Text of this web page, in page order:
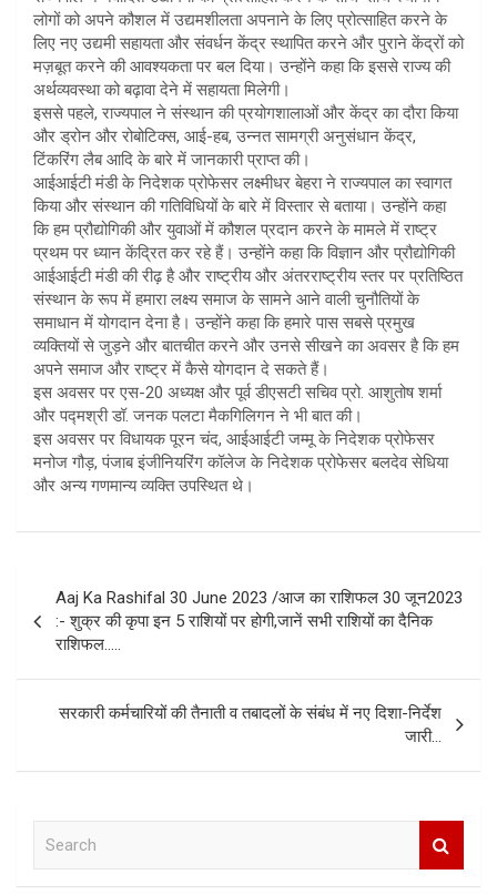
लोगों को अपने कौशल में उद्यमशीलता अपनाने के लिए प्रोत्साहित करने के
लिए नए उद्यमी सहायता और संवर्धन केंद्र स्थापित करने और पुराने केंद्रों को
मज़बूत करने की आवश्यकता पर बल दिया। उन्होंने कहा कि इससे राज्य की
अर्थव्यवस्था को बढ़ावा देने में सहायता मिलेगी।
इससे पहले, राज्यपाल ने संस्थान की प्रयोगशालाओं और केंद्र का दौरा किया
और ड्रोन और रोबोटिक्स, आई-हब, उन्नत सामग्री अनुसंधान केंद्र,
टिंकरिंग लैब आदि के बारे में जानकारी प्राप्त की।
आईआईटी मंडी के निदेशक प्रोफेसर लक्ष्मीधर बेहरा ने राज्यपाल का स्वागत
किया और संस्थान की गतिविधियों के बारे में विस्तार से बताया। उन्होंने कहा
कि हम प्रौद्योगिकी और युवाओं में कौशल प्रदान करने के मामले में राष्ट्र
प्रथम पर ध्यान केंद्रित कर रहे हैं। उन्होंने कहा कि विज्ञान और प्रौद्योगिकी
आईआईटी मंडी की रीढ़ है और राष्ट्रीय और अंतरराष्ट्रीय स्तर पर प्रतिष्ठित
संस्थान के रूप में हमारा लक्ष्य समाज के सामने आने वाली चुनौतियों के
समाधान में योगदान देना है। उन्होंने कहा कि हमारे पास सबसे प्रमुख
व्यक्तियों से जुड़ने और बातचीत करने और उनसे सीखने का अवसर है कि हम
अपने समाज और राष्ट्र में कैसे योगदान दे सकते हैं।
इस अवसर पर एस-20 अध्यक्ष और पूर्व डीएसटी सचिव प्रो. आशुतोष शर्मा
और पद्मश्री डॉ. जनक पलटा मैकगिलिगन ने भी बात की।
इस अवसर पर विधायक पूरन चंद, आईआईटी जम्मू के निदेशक प्रोफेसर
मनोज गौड़, पंजाब इंजीनियरिंग कॉलेज के निदेशक प्रोफेसर बलदेव सेधिया
और अन्य गणमान्य व्यक्ति उपस्थित थे।
navigation
Aaj Ka Rashifal 30 June 2023 /आज का राशिफल 30 जून2023
:- शुक्र की कृपा इन 5 राशियों पर होगी,जानें सभी राशियों का दैनिक
राशिफल…..
सरकारी कर्मचारियों की तैनाती व तबादलों के संबंध में नए दिशा-निर्देश
जारी…